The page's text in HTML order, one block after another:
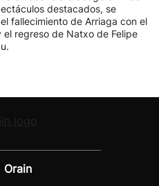
destacados, se
fallecimiento de Arriaga con el
el regreso de Natxo de Felipe
Orain